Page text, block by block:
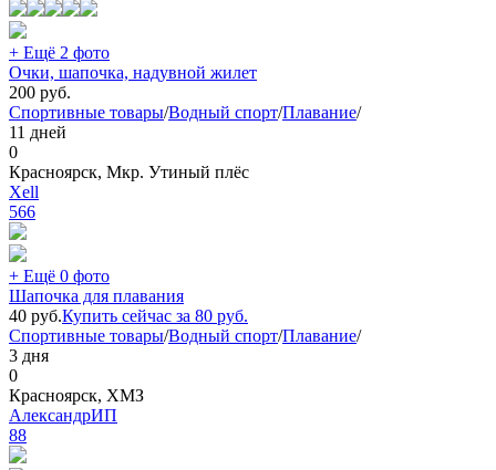
+ Ещё 2 фото
Очки, шапочка, надувной жилет
200 руб.
Спортивные товары/Водный спорт/Плавание/
11 дней
0
Красноярск, Мкр. Утиный плёс
Xell
566
+ Ещё 0 фото
Шапочка для плавания
40 руб.Купить сейчас за 80 руб.
Спортивные товары/Водный спорт/Плавание/
3 дня
0
Красноярск, ХМЗ
АлександрИП
88